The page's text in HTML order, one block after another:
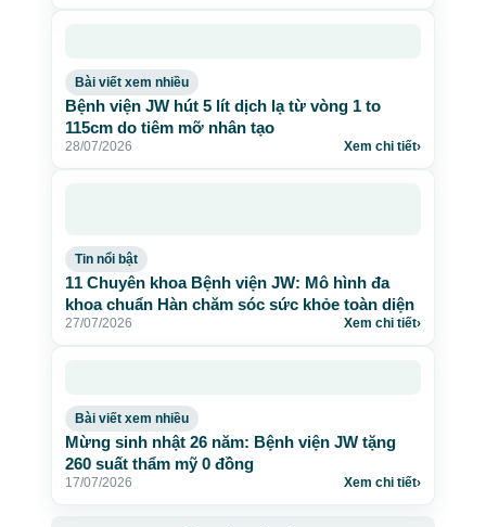
Bài viết xem nhiều
Bệnh viện JW hút 5 lít dịch lạ từ vòng 1 to
115cm do tiêm mỡ nhân tạo
28/07/2026 Xem chi tiết›
Tin nổi bật
11 Chuyên khoa Bệnh viện JW: Mô hình đa
khoa chuẩn Hàn chăm sóc sức khỏe toàn diện
27/07/2026 Xem chi tiết›
Bài viết xem nhiều
Mừng sinh nhật 26 năm: Bệnh viện JW tặng
260 suất thẩm mỹ 0 đồng
17/07/2026 Xem chi tiết›